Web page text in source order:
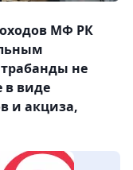
МФ РК
не
в виде
и акциза,